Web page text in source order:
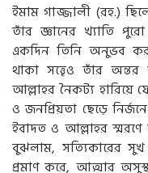
ইমাম গাজ্জালী (রহ.)
তাঁর জ্ঞানের খ্যাতি
একদিন তিনি অনুভব
থাকা সত্ত্বেও তাঁর
আল্লাহর নৈকট্য হারিয়ে
ও জনপ্রিয়তা ছেড়ে
ইবাদত ও আল্লাহর
বুঝলাম, সত্যিকারের সুখ
প্রমাণ করে, আত্মার